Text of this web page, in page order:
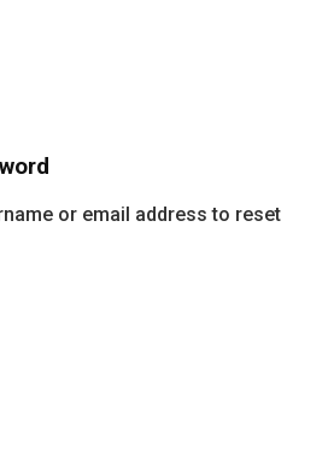
or email address to reset